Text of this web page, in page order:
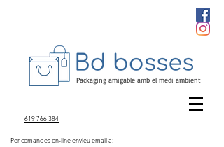
619 766 384
Per comandes on-line envieu email a:
Packaging amigable amb el medi ambient